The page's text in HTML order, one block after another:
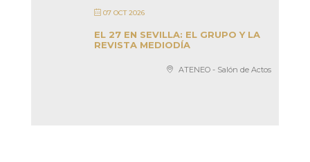
07 OCT 2026
EL 27 EN SEVILLA: EL GRUPO Y LA
REVISTA MEDIODÍA
ATENEO - Salón de Actos